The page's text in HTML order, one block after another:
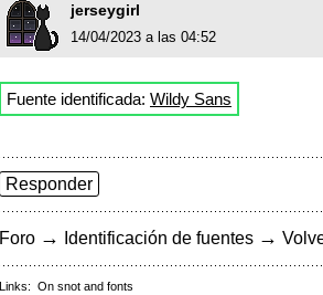
jerseygirl
14/04/2023 a las 04:52
Fuente identificada: Wildy Sans
Responder
Foro → Identificación de fuentes →
Links: On snot and fonts